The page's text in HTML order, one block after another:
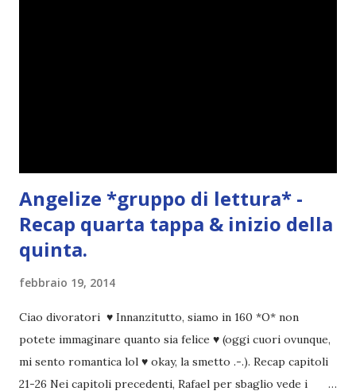
Angelize *gruppo di lettura* -
Recap quarta tappa & inizio della
quinta.
febbraio 19, 2014
Ciao divoratori ♥ Innanzitutto, siamo in 160 *O* non
potete immaginare quanto sia felice ♥ (oggi cuori ovunque,
mi sento romantica lol ♥ okay, la smetto .-.). Recap capitoli
21-26 Nei capitoli precedenti, Rafael per sbaglio vede i